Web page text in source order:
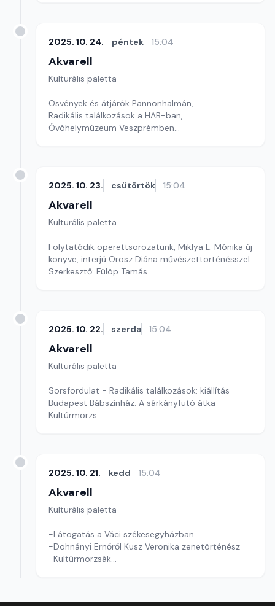
2025. 10. 24. péntek 15:04
Akvarell
Kulturális paletta
Ösvények és átjárók Pannonhalmán,
Radikális találkozások a HAB-ban,
Óvóhelymúzeum Veszprémben
2025. 10. 23. csütörtök 15:04
Akvarell
Kulturális paletta
Folytatódik operettsorozatunk, Miklya L. Mónika új
könyve, interjú Orosz Diána művészettörténésszel
Szerkesztő: Fülöp Tamás
2025. 10. 22. szerda 15:04
Akvarell
Kulturális paletta
Sorsfordulat - Radikális találkozások: kiállítás
Budapest Bábszínház: A sárkányfutó átka
Kultúrmorzs
2025. 10. 21. kedd 15:04
Akvarell
Kulturális paletta
-Látogatás a Váci székesegyházban
-Dohnányi Ernőről Kusz Veronika zenetörténész
-Kultúrmorzsák